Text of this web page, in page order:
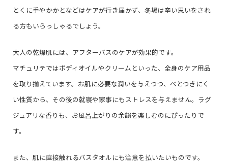
とくに手やかかとなどはケアが行き届かず、冬場は辛い思いをされ
る方もいらっしゃるでしょう。
大人の乾燥肌には、アフターバスのケアが効果的です。
マチュリテではボディオイルやクリームといった、全身のケア用品
を取り揃えています。お肌に必要な潤いを与えつつ、べとつきにく
い性質から、その後の就寝や家事にもストレスを与えません。ラグ
ジュアリな香りも、お風呂上がりの余韻を楽しむのにぴったりで
す。
また、肌に直接触れるバスタオルにも注意を払いたいものです。